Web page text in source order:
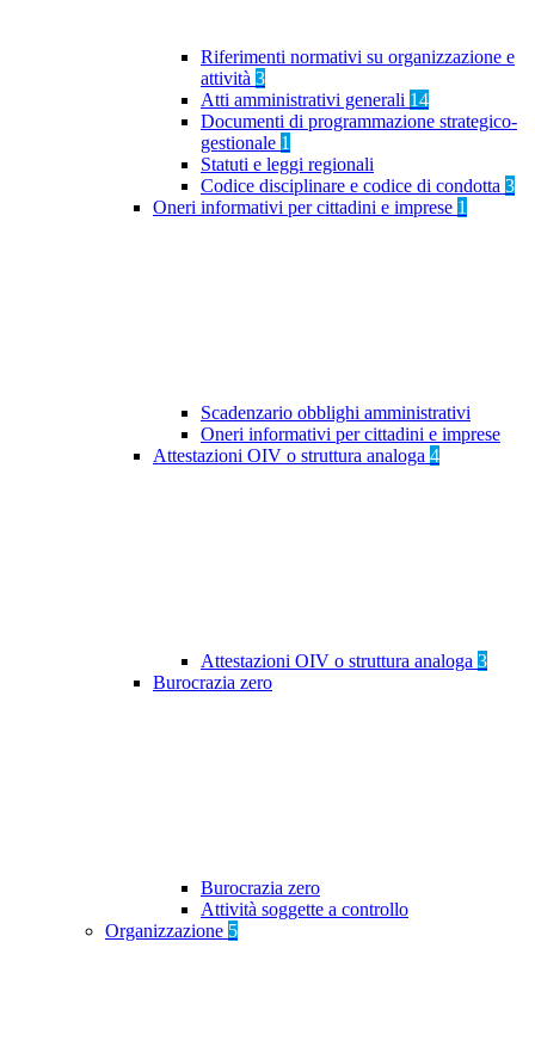
Riferimenti normativi su organizzazione e
attività 3
Atti amministrativi generali 14
Documenti di programmazione strategico-
gestionale 1
Statuti e leggi regionali
Codice disciplinare e codice di condotta 3
Oneri informativi per cittadini e imprese 1
Scadenzario obblighi amministrativi
Oneri informativi per cittadini e imprese
Attestazioni OIV o struttura analoga 4
Attestazioni OIV o struttura analoga 3
Burocrazia zero
Burocrazia zero
Attività soggette a controllo
Organizzazione 5